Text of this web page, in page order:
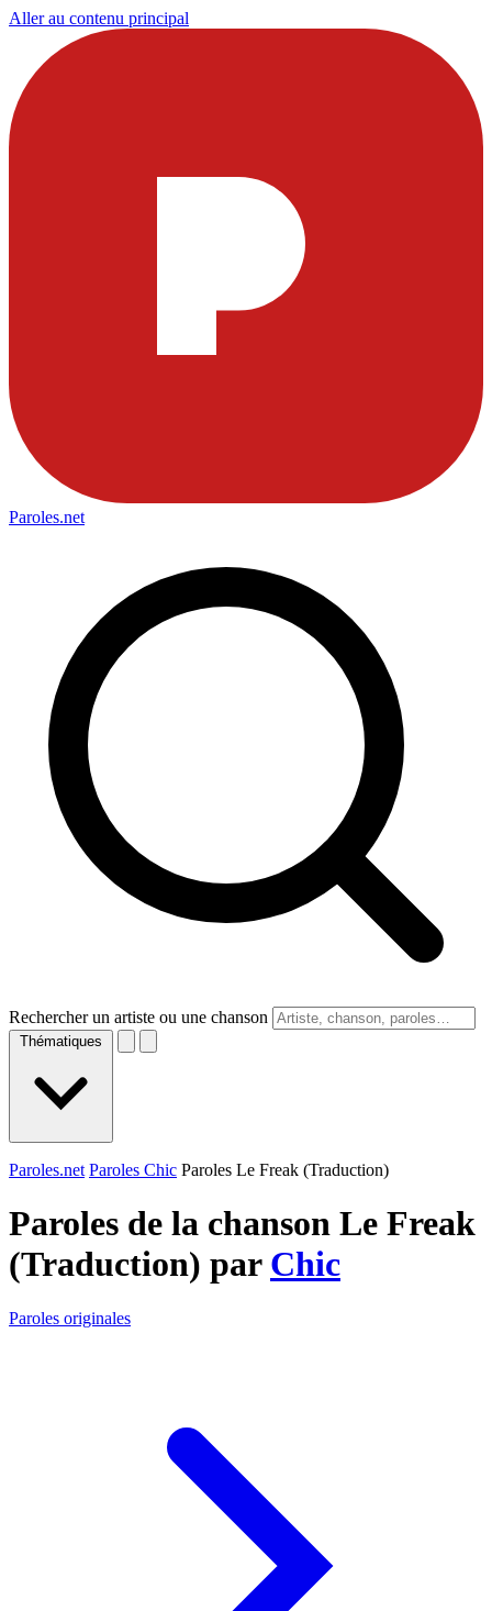
Aller au contenu principal
Paroles.net
Rechercher un artiste ou une chanson
Thématiques
Paroles.net Paroles Chic Paroles Le Freak (Traduction)
Paroles de la chanson Le Freak
(Traduction) par Chic
Paroles originales